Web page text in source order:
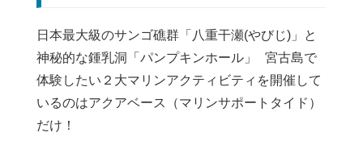
日本最大級のサンゴ礁群「八重干瀬(やびじ)」と
神秘的な鍾乳洞「パンプキンホール」 宮古島で
体験したい２大マリンアクティビティを開催して
いるのはアクアベース（マリンサポートタイド）
だけ！